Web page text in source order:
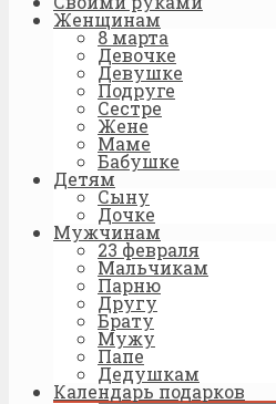
Женщинам
8 марта
Девочке
Девушке
Подруге
Сестре
Жене
Маме
Бабушке
Детям
Сыну
Дочке
Мужчинам
23 февраля
Мальчикам
Парню
Другу
Брату
Мужу
Папе
Дедушкам
Календарь подарков